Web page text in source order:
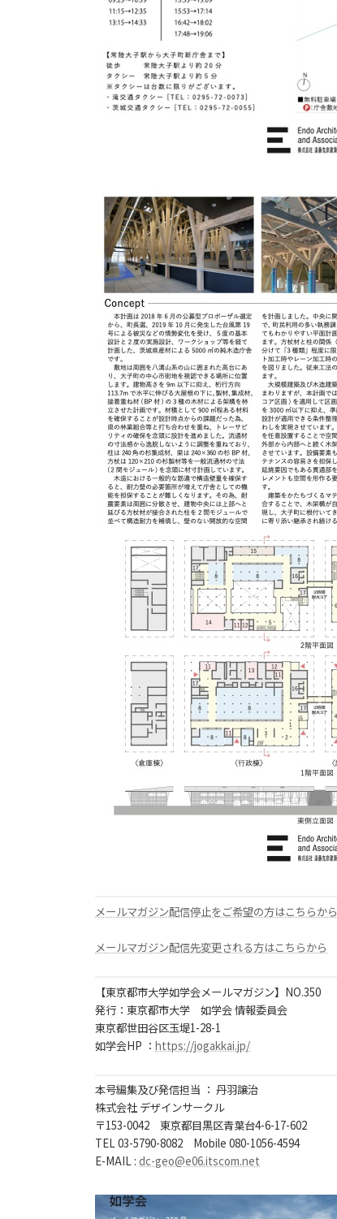
メールマガジン配信停止をご希望の方はこちらから
メールマガジン配信先変更される方はこちらから
【東京都市大学如学会メールマガジン】NO.350
発行：東京都市大学 如学会 情報委員会
東京都世田谷区玉堤1-28-1
如学会HP ： https://jogakkai.jp/
本号編集及び発信担当 ： 丹羽譲治
株式会社 デザインサークル
〒153-0042 東京都目黒区青葉台4-6-17-602
TEL 03-5790-8082 Mobile 080-1056-4594
E-MAIL : dc-geo@e06.itscom.net